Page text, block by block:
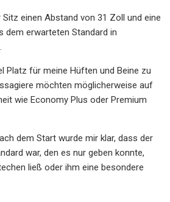
einen Abstand von 31 Zoll und eine
dem erwarteten Standard in
Platz für meine Hüften und Beine zu
möchten möglicherweise auf
wie Economy Plus oder Premium
dem Start wurde mir klar, dass der
war, den es nur geben konnte,
ließ oder ihm eine besondere